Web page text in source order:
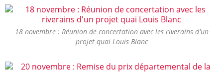
18 novembre : Réunion de concertation avec les riverains d'un
projet quai Louis Blanc